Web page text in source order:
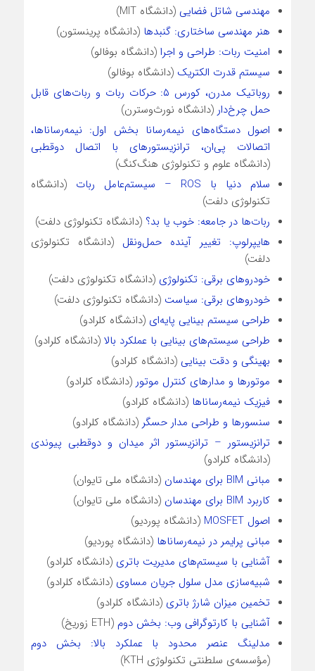
مهندسی شاتل فضایی (دانشگاه MIT)
هنر مهندسی ساختاری: گنبدها (دانشگاه پرینستون)
امنیت ربات: طراحی و اجرا (دانشگاه بوفالو)
سیستم قدرت الکتریک (دانشگاه بوفالو)
روباتیک مدرن، کورس ۵: حرکات ربات و ربات‌های قابل
حمل چرخ‌دار (دانشگاه نورث‌وسترن)
اصول دستگاه‌های نیمه‌رسانا بخش اول: نیمه‌رساناها،
اتصالات پی‌ان، ترانزیستور‌های با اتصال دوقطبی
(دانشگاه علوم و تکنولوژی هنگ‌کنگ)
سلام دنیا با ROS – سیستم‌عامل ربات
(دانشگاه
تکنولوژی دلفت)
ربات‌ها در جامعه: خوب یا بد؟ (دانشگاه تکنولوژی دلفت)
هایپرلوپ: تغییر آینده حمل‌و‌نقل (دانشگاه تکنولوژی
دلفت)
خودروهای برقی: تکنولوژی (دانشگاه تکنولوژی دلفت)
خودروهای برقی: سیاست (دانشگاه تکنولوژی دلفت)
طراحی سیستم بینایی پایه‌ای (دانشگاه کلرادو)
طراحی سیستم‌های بینایی با عملکرد بالا (دانشگاه کلرادو)
بهینگی و دقت بینایی (دانشگاه کلرادو)
موتور‌ها و مدارهای کنترل موتور (دانشگاه کلرادو)
فیزیک نیمه‌رساناها (دانشگاه کلرادو)
سنسورها و طراحی مدار حسگر (دانشگاه کلرادو)
ترانزیستور – ترانزیستور اثر میدان و دوقطبی پیوندی
(دانشگاه کلرادو)
مبانی BIM برای مهندسان
(دانشگاه ملی تایوان)
کاربرد BIM برای مهندسان
(دانشگاه ملی تایوان)
اصول MOSFET
(دانشگاه پوردیو)
مبانی پرایمر در نیمه‌رساناها (دانشگاه پوردیو)
آشنایی با سیستم‌های مدیریت باتری (دانشگاه کلرادو)
شبیه‌سازی مدل سلول جریان مساوی (دانشگاه کلرادو)
تخمین میزان شارژ باتری (دانشگاه کلرادو)
آشنایی با کارتوگرافی وب: بخش دوم (ETH زوریخ)
مدلینگ عنصر محدود با عملکرد بالا: بخش دوم
(مؤسسه‌ی سلطنتی تکنولوژی KTH)